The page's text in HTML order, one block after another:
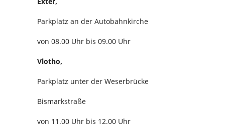
Parkplatz an der Autobahnkirche
von 08.00 Uhr bis 09.00 Uhr
Vlotho,
Parkplatz unter der Weserbrücke
Bismarkstraße
von 11.00 Uhr bis 12.00 Uhr